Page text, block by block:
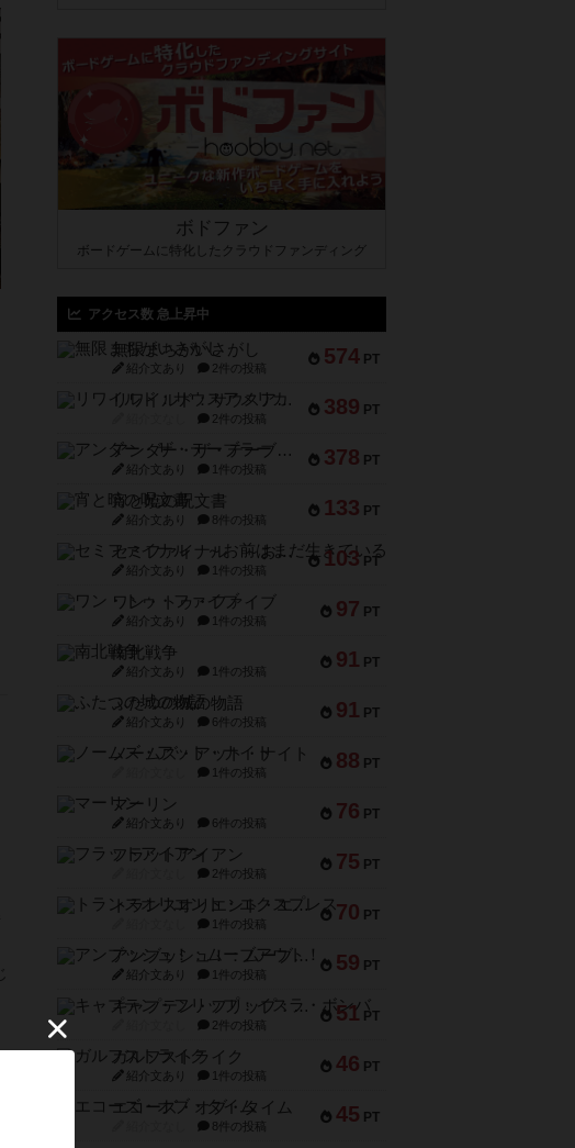
ボドファン
ボードゲームに特化したクラウドファンディング
アクセス数 急上昇中
574 PT
無限まちがいさがし
紹介文あり 2件の投稿
389 PT
リワイルド：サウスアメリカ
2件の投稿
378 PT
アンダー・ザ・テーブラー
紹介文あり 1件の投稿
133 PT
宵と暁の呪文書
紹介文あり 8件の投稿
103 PT
セミファイナル ～お前はまだ生きている～
紹介文あり 1件の投稿
97 PT
ワン・トゥ・ファイブ
紹介文あり 1件の投稿
91 PT
南北戦争
紹介文あり 1件の投稿
91 PT
ふたつの城の物語
紹介文あり 6件の投稿
88 PT
ノームズ・アット・ナイト
1件の投稿
76 PT
マーリン
紹介文あり 6件の投稿
75 PT
フラットアイアン
2件の投稿
70 PT
トランスオリエント・エクスプレス
1件の投稿
59 PT
アンブッシュ！：ムーブアウト！
紹介文あり 1件の投稿
51 PT
キャプテン・フリップ：イスラ・ボンバ
2件の投稿
46 PT
ガルフストライク
紹介文あり 1件の投稿
45 PT
エコーズ・オブ・タイム
8件の投稿